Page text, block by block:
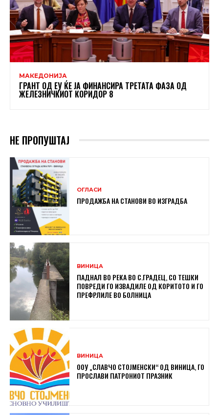
МАКЕДОНИЈА
ГРАНТ ОД ЕУ ЌЕ ЈА ФИНАНСИРА ТРЕТАТА ФАЗА ОД
ЖЕЛЕЗНИЧКИОТ КОРИДОР 8
НЕ ПРОПУШТАЈ
ОГЛАСИ
ПРОДАЖБА НА СТАНОВИ ВО ИЗГРАДБА
ВИНИЦА
ПАДНАЛ ВО РЕКА ВО С.ГРАДЕЦ, СО ТЕШКИ
ПОВРЕДИ ГО ИЗВАДИЛЕ ОД КОРИТОТО И ГО
ПРЕФРЛИЛЕ ВО БОЛНИЦА
ВИНИЦА
ООУ „СЛАВЧО СТОЈМЕНСКИ“ ОД ВИНИЦА, ГО
ПРОСЛАВИ ПАТРОНИОТ ПРАЗНИК